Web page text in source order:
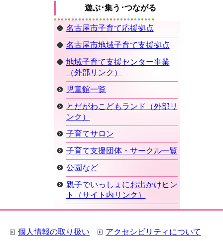
遊ぶ･集う･つながる
名古屋市子育て応援拠点
名古屋市地域子育て支援拠点
地域子育て支援センター事業
（外部リンク）
児童館一覧
とだがわこどもランド（外部リ
ンク）
子育てサロン
子育て支援団体・サークル一覧
公園など
親子でいっしょにお出かけヒン
ト（サイト内リンク）
個人情報の取り扱い アクセシビリティについて